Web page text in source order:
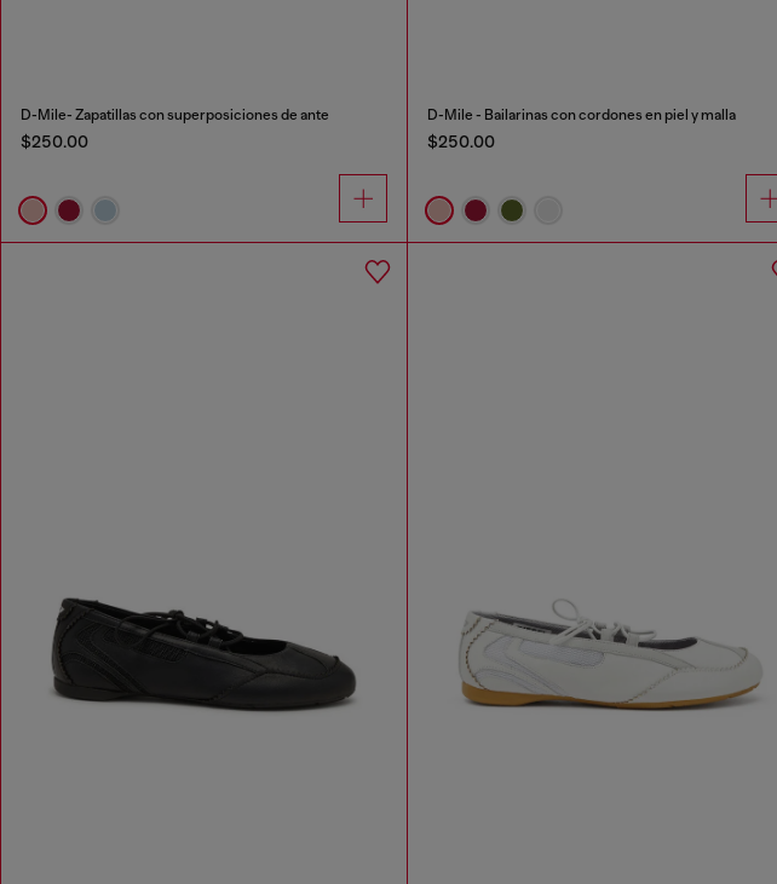
D-Mile- Zapatillas con superposiciones de ante
$250.00
D-Mile - Bailarinas con cordones en piel y malla
$250.00